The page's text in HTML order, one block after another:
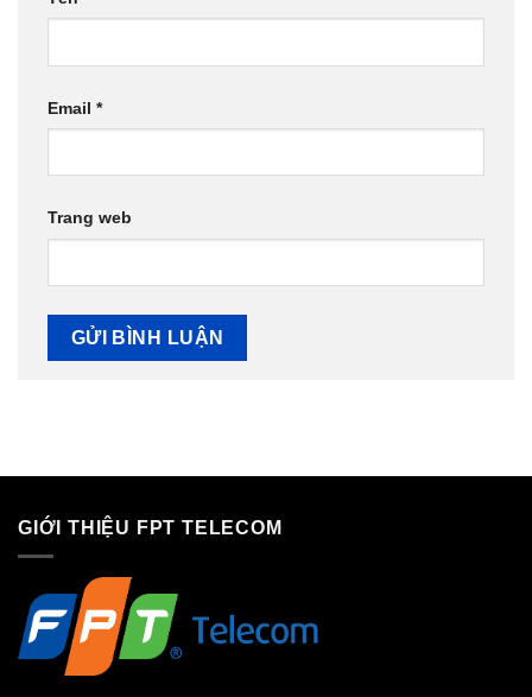
Email *
Trang web
GIỚI THIỆU FPT TELECOM